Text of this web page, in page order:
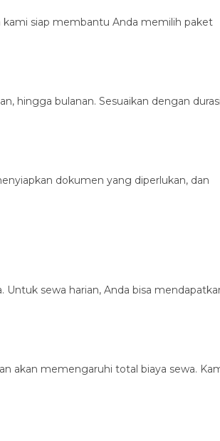
siap membantu Anda memilih paket
hingga bulanan. Sesuaikan dengan durasi
dokumen yang diperlukan, dan
Untuk sewa harian, Anda bisa
akan memengaruhi total biaya sewa.